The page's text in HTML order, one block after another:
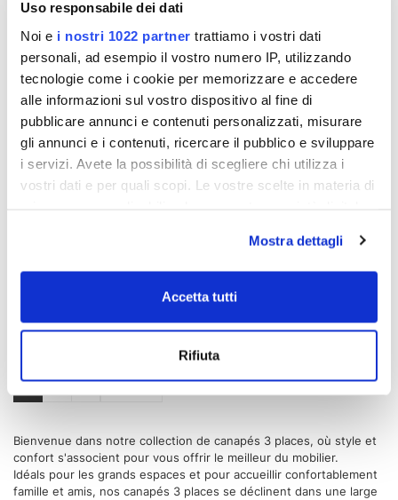
Uso responsabile dei dati
Noi e i nostri 1022 partner trattiamo i vostri dati
personali, ad esempio il vostro numero IP, utilizzando
tecnologie come i cookie per memorizzare e accedere
alle informazioni sul vostro dispositivo al fine di
pubblicare annunci e contenuti personalizzati, misurare
gli annunci e i contenuti, ricercare il pubblico e sviluppare
i servizi. Avete la possibilità di scegliere chi utilizza i
vostri dati e per quali scopi. Le vostre scelte in materia di
modificare o revocare il proprio consenso in qualsiasi
momento dalla Dichiarazione sui cookie o facendo clic
sull'icona di attivazione della privacy.
Con il tuo consenso, vorremmo anche:
raccogliere informazioni sulla tua posizione
geografica, con un'approssimazione di qualche
attivamente alla ricerca di caratteristiche specifiche
(impronte digitali).
Approfondisci come vengono elaborati i tuoi dati personali
Mostra dettagli
Accetta tutti
Rifiuta
- 23%
€ 1.549,40 € 1.193,04
- 23%
tissu bouclé écru
€ 2.418,53 € 1.862,27
1 2
Bienvenue dans notre collection de canapés 3 places, où style et
confort s'associent pour vous offrir le meilleur du mobilier.
Idéals pour les grands espaces et pour accueillir confortablement
famille et amis, nos canapés 3 places se déclinent dans une large